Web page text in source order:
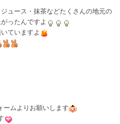
ュース・抹茶などたくさんの地元の
ったんですよ
ていますよ
ームよりお願いします